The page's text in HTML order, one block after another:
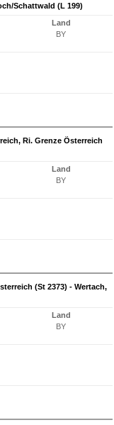
Schattwald (L 199)
Land
BY
Ri. Grenze Österreich
Land
BY
(St 2373) - Wertach,
Land
BY